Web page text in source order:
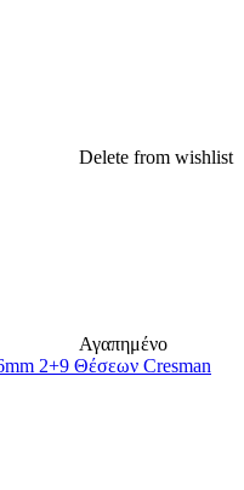
Delete from wishlist
Αγαπημένο
2+9 Θέσεων Cresman